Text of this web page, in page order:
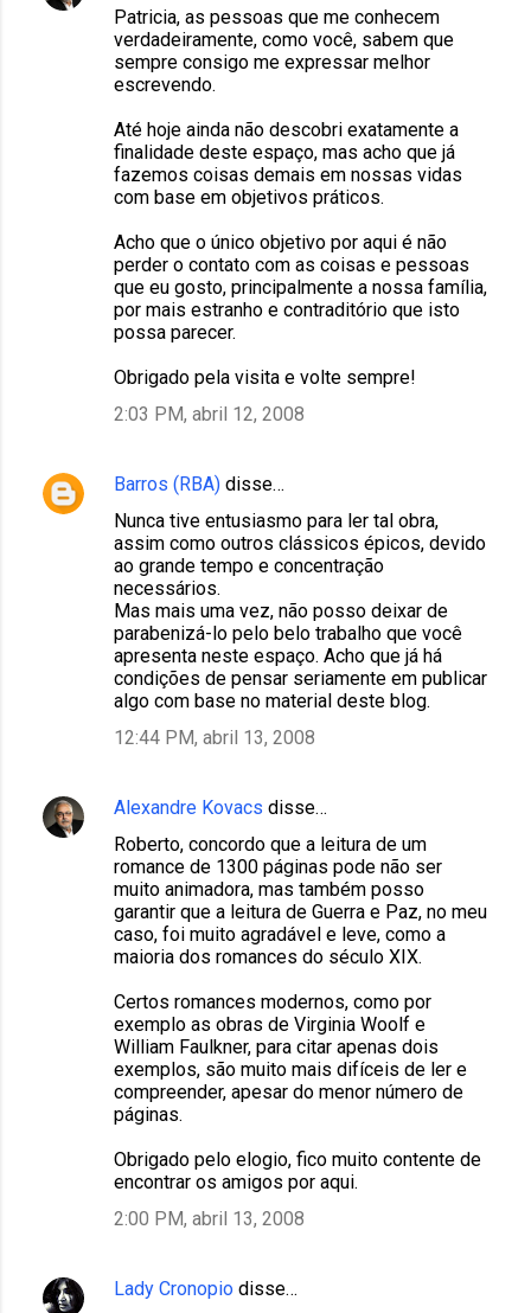
Patricia, as pessoas que me conhecem
verdadeiramente, como você, sabem que
sempre consigo me expressar melhor
escrevendo.
Até hoje ainda não descobri exatamente a
finalidade deste espaço, mas acho que já
fazemos coisas demais em nossas vidas
com base em objetivos práticos.
Acho que o único objetivo por aqui é não
perder o contato com as coisas e pessoas
que eu gosto, principalmente a nossa família,
por mais estranho e contraditório que isto
possa parecer.
Obrigado pela visita e volte sempre!
2:03 PM, abril 12, 2008
Barros (RBA) disse…
Nunca tive entusiasmo para ler tal obra,
assim como outros clássicos épicos, devido
ao grande tempo e concentração
necessários.
Mas mais uma vez, não posso deixar de
parabenizá-lo pelo belo trabalho que você
apresenta neste espaço. Acho que já há
condições de pensar seriamente em publicar
algo com base no material deste blog.
12:44 PM, abril 13, 2008
Alexandre Kovacs disse…
Roberto, concordo que a leitura de um
romance de 1300 páginas pode não ser
muito animadora, mas também posso
garantir que a leitura de Guerra e Paz, no meu
caso, foi muito agradável e leve, como a
maioria dos romances do século XIX.
Certos romances modernos, como por
exemplo as obras de Virginia Woolf e
William Faulkner, para citar apenas dois
exemplos, são muito mais difíceis de ler e
compreender, apesar do menor número de
páginas.
Obrigado pelo elogio, fico muito contente de
encontrar os amigos por aqui.
2:00 PM, abril 13, 2008
Lady Cronopio disse…